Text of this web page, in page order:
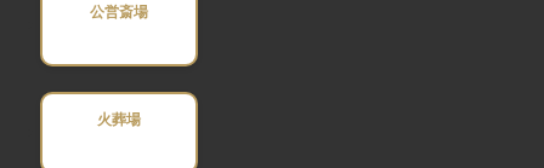
公営斎場
火葬場